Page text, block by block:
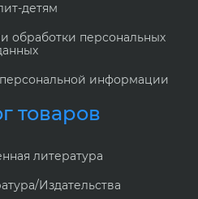
детям
обработки персональных
информации
товаров
литература
Издательства